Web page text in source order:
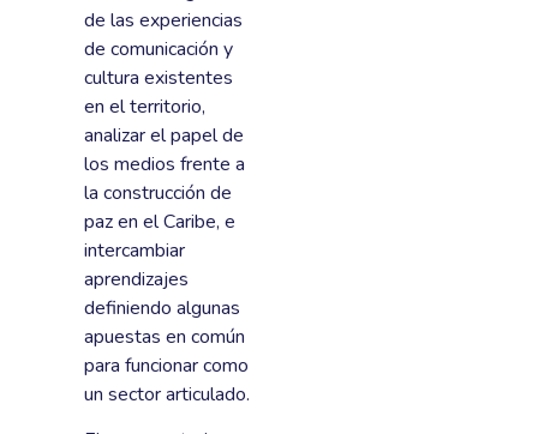
de las experiencias
de comunicación y
cultura existentes
en el territorio,
analizar el papel de
los medios frente a
la construcción de
paz en el Caribe, e
intercambiar
aprendizajes
definiendo algunas
apuestas en común
para funcionar como
un sector articulado.